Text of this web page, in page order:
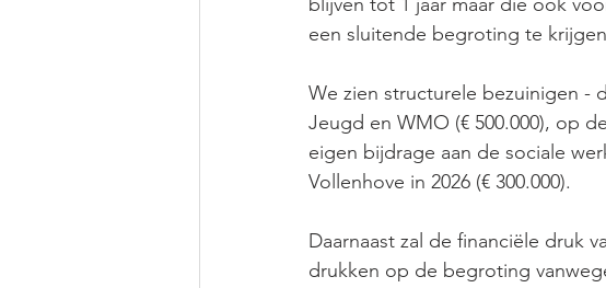
een sluitende begroting te
We zien structurele bezuinigen -
Jeugd en WMO (€ 500.000), op
eigen bijdrage aan de sociale
Vollenhove in 2026 (€ 300.000).
Daarnaast zal de financiële druk
drukken op de begroting